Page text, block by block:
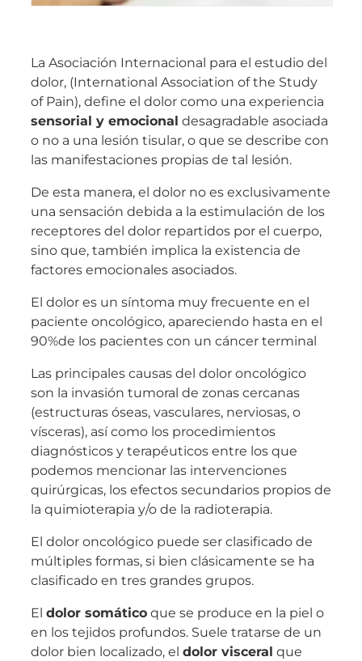
La Asociación Internacional para el estudio del
dolor, (International Association of the Study
of Pain), define el dolor como una experiencia
sensorial y emocional desagradable asociada
o no a una lesión tisular, o que se describe con
las manifestaciones propias de tal lesión.
De esta manera, el dolor no es exclusivamente
una sensación debida a la estimulación de los
receptores del dolor repartidos por el cuerpo,
sino que, también implica la existencia de
factores emocionales asociados.
El dolor es un síntoma muy frecuente en el
paciente oncológico, apareciendo hasta en el
90%de los pacientes con un cáncer terminal
Las principales causas del dolor oncológico
son la invasión tumoral de zonas cercanas
(estructuras óseas, vasculares, nerviosas, o
vísceras), así como los procedimientos
diagnósticos y terapéuticos entre los que
podemos mencionar las intervenciones
quirúrgicas, los efectos secundarios propios de
la quimioterapia y/o de la radioterapia.
El dolor oncológico puede ser clasificado de
múltiples formas, si bien clásicamente se ha
clasificado en tres grandes grupos.
El dolor somático que se produce en la piel o
en los tejidos profundos. Suele tratarse de un
dolor bien localizado, el dolor visceral que